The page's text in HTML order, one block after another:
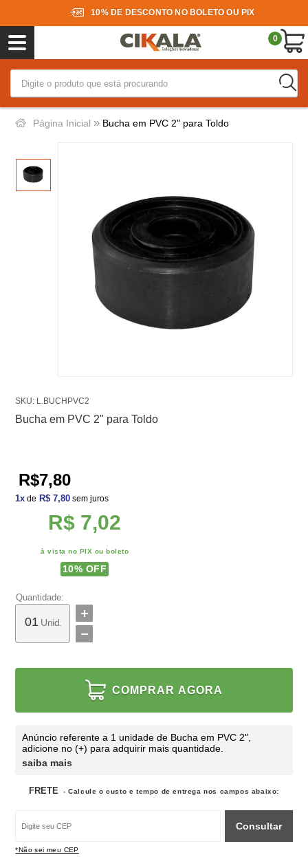
10% DE DESCONTO NO BOLETO OU PIX
0
Página Inicial » Bucha em PVC 2" para Toldo
SKU: L.BUCHPVC2
Bucha em PVC 2" para Toldo
R$7,80
1x de R$ 7,80 sem juros
R$ 7,02
à vista no PIX ou boleto
10% OFF
Quantidade:
Unid.
COMPRAR AGORA
Anúncio referente a 1 unidade de Bucha em PVC 2",
adicione no (+) para adquirir mais quantidade.
saiba mais
FRETE - Calcule o custo e tempo de entrega nos campos abaixo:
Consultar
*Não sei meu CEP